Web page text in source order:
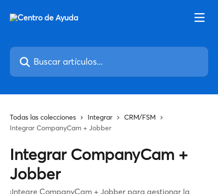
Buscar artículos...
Todas las colecciones Integrar
CRM/FSM
Integrar CompanyCam + Jobber
Integrar CompanyCam +
Jobber
¡Integre CompanyCam + Jobber para gestionar la